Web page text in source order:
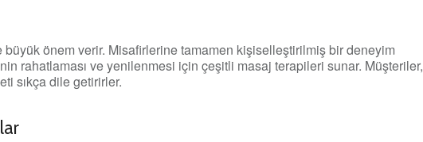
önem verir. Misafirlerine tamamen kişiselleştirilmiş bir deneyim
rahatlaması ve yenilenmesi için çeşitli masaj terapileri sunar. Müşteriler,
sıkça dile getirirler.